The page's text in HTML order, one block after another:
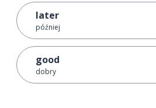
later
później
good
dobry